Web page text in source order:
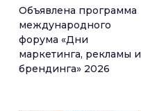
Объявлена программа
международного
форума «Дни
маркетинга, рекламы и
брендинга» 2026